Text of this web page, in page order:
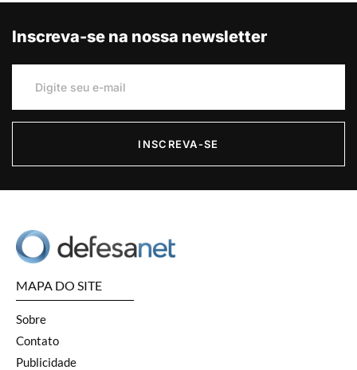
Inscreva-se na nossa newsletter
INSCREVA-SE
MAPA DO SITE
Sobre
Contato
Publicidade